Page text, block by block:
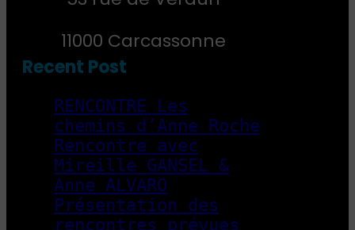
11000 Carcassonne
Recent Post
RENCONTRE Les
chemins d’Anne Roche
Rencontre avec
Mireille GANSEL &
Anne ALVARO
Présentation des
rencontres prévues